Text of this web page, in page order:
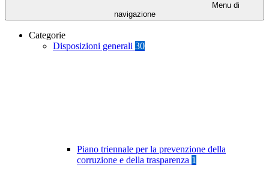
Menu di
navigazione
Categorie
Disposizioni generali 30
Piano triennale per la prevenzione della
corruzione e della trasparenza 1